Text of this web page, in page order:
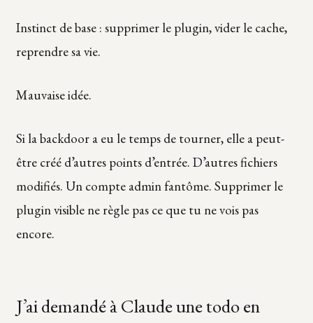
Instinct de base : supprimer le plugin, vider le cache,
reprendre sa vie.
Mauvaise idée.
Si la backdoor a eu le temps de tourner, elle a peut-
être créé d’autres points d’entrée. D’autres fichiers
modifiés. Un compte admin fantôme. Supprimer le
plugin visible ne règle pas ce que tu ne vois pas
encore.
J’ai demandé à Claude une todo en